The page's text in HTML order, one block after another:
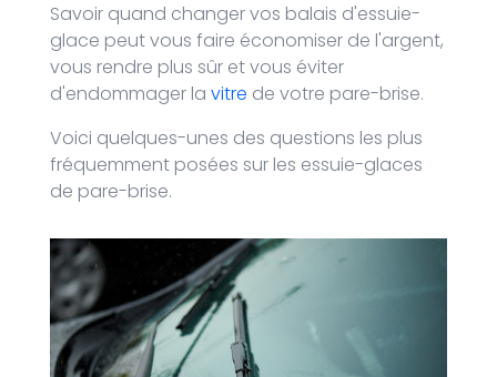
Savoir quand changer vos balais d'essuie-
glace peut vous faire économiser de l'argent,
vous rendre plus sûr et vous éviter
d'endommager la vitre de votre pare-brise.
Voici quelques-unes des questions les plus
fréquemment posées sur les essuie-glaces
de pare-brise.